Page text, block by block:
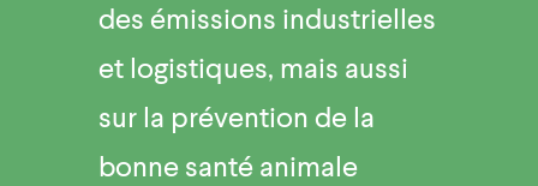
des émissions industrielles
et logistiques, mais aussi
sur la prévention de la
bonne santé animale